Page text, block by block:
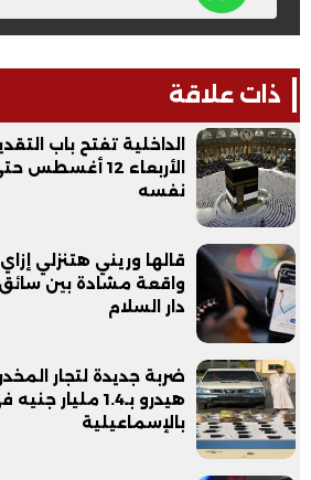
ذات علاقة
نفسه
قالها وريني هتنزلي
واقعة مشادة بين
دار السلام
هيدرو بـ1.4 مليار
بالإسماعيلية